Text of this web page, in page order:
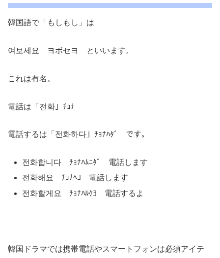
韓国語で「もしもし」は
여보세요 ヨボセヨ といいます。
これは有名。
電話は 「전화」 ﾁｮﾅ
電話するは 「전화하다」 ﾁｮﾅﾊﾀﾞ です。
전화합니다 ﾁｮﾅﾊﾑﾆﾀﾞ 電話します
전화해요 ﾁｮﾅﾍﾖ 電話します
전화할게요
ﾁｮﾅﾊﾙｹﾖ 電話するよ
韓国ドラマでは携帯電話やスマートフォンは必須アイテ